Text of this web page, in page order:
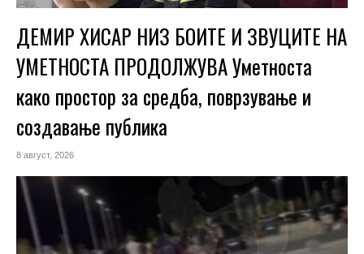
ДЕМИР ХИСАР НИЗ БОИТЕ И ЗВУЦИТЕ НА
УМЕТНОСТА ПРОДОЛЖУВА Уметноста
како простор за средба, поврзување и
создавање публика
8 август, 2026